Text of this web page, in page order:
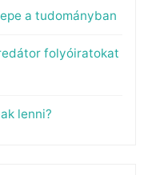
a tudományban
folyóiratokat
lenni?